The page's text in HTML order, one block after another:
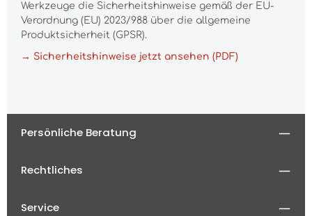
Werkzeuge die Sicherheitshinweise gemäß der EU-
Verordnung (EU) 2023/988 über die allgemeine
Produktsicherheit (GPSR).
→ Sicherheitshinweise jetzt ansehen (PDF)
Persönliche Beratung
Rechtliches
Service